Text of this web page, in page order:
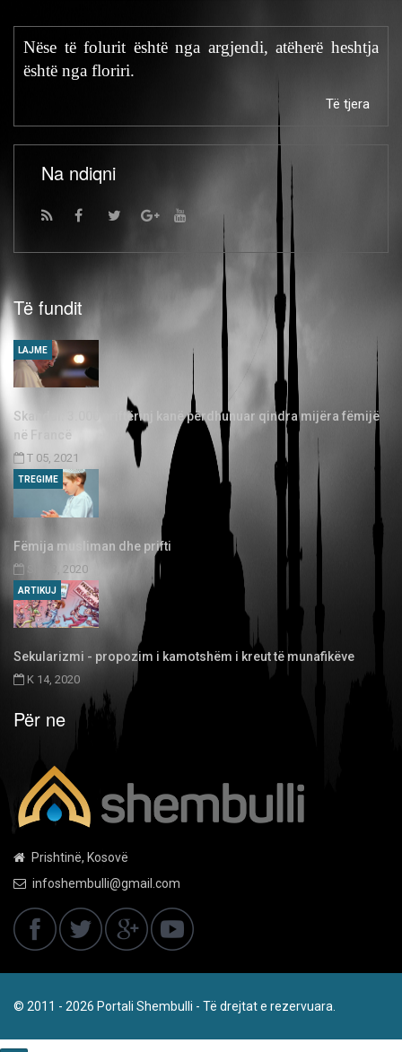
Nëse të folurit është nga argjendi, atëherë heshtja
është nga floriri.
Të tjera
Na ndiqni
Të fundit
Skandal: 3.000 priftërinj kanë përdhunuar qindra mijëra fëmijë
në Francë
T 05, 2021
LAJME
Fëmija musliman dhe prifti
SH 03, 2020
TREGIME
Sekularizmi - propozim i kamotshëm i kreut të munafikëve
K 14, 2020
ARTIKUJ
Për ne
Prishtinë, Kosovë
infoshembulli@gmail.com
© 2011 - 2026 Portali Shembulli - Të drejtat e rezervuara.